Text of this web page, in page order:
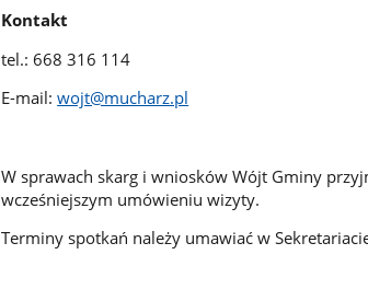
Kontakt
tel.: 668 316 114
E-mail:wojt@mucharz.pl
W sprawach skarg i wniosków Wójt Gminy
wcześniejszym
Terminy spotkań należy umawiać w